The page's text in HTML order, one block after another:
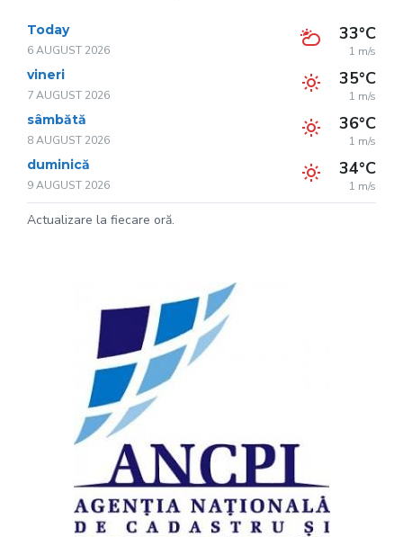
Today
6 AUGUST 2026
33°C
1 m/s
vineri
7 AUGUST 2026
35°C
1 m/s
sâmbătă
8 AUGUST 2026
36°C
1 m/s
duminică
9 AUGUST 2026
34°C
1 m/s
Actualizare la fiecare oră.